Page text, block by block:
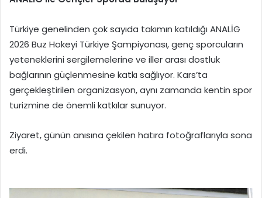
Türkiye genelinden çok sayıda takımın katıldığı ANALİG
2026 Buz Hokeyi Türkiye Şampiyonası, genç sporcuların
yeteneklerini sergilemelerine ve iller arası dostluk
bağlarının güçlenmesine katkı sağlıyor. Kars’ta
gerçekleştirilen organizasyon, aynı zamanda kentin spor
turizmine de önemli katkılar sunuyor.
Ziyaret, günün anısına çekilen hatıra fotoğraflarıyla sona
erdi.